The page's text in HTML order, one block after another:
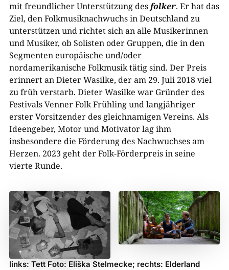
mit freundlicher Unterstützung desfolker. Er hat das
Ziel, den Folkmusiknachwuchs in Deutschland zu
unterstützen und richtet sich an alle Musikerinnen
und Musiker, ob Solisten oder Gruppen, die in den
Segmenten europäische und/oder
nordamerikanische Folkmusik tätig sind. Der Preis
erinnert an Dieter Wasilke, der am 29. Juli 2018 viel
zu früh verstarb. Dieter Wasilke war Gründer des
Festivals Venner Folk Frühling und langjähriger
erster Vorsitzender des gleichnamigen Vereins. Als
Ideengeber, Motor und Motivator lag ihm
insbesondere die Förderung des Nachwuchses am
Herzen. 2023 geht der Folk-Förderpreis in seine
vierte Runde.
links: Tett Foto: Eliška Stelmecke; rechts: Elderland